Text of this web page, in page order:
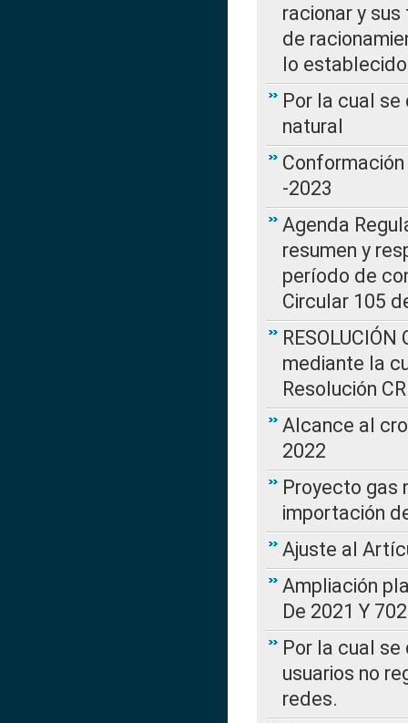
racionar y
de
lo
Por la cual
natural
-2023
Agenda
resumen y
período de
Circular 105
mediante la
Resolución
Alcance al
2022
Proyecto gas
importación
Ajuste al
Ampliación
De 2021 Y
Por la cual
usuarios no
redes.